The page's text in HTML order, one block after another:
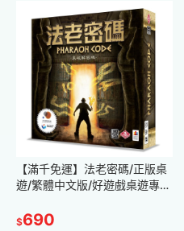
【滿千免運】法老密碼/正版桌
遊/繁體中文版/好遊戲桌遊專
遊/派對遊戲/數學算數 附教學
$690